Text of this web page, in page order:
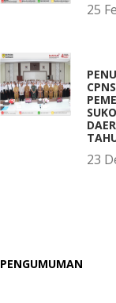
25
23
PENGUMUMAN